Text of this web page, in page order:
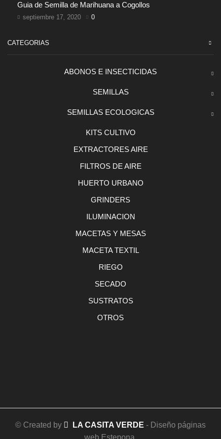
Guia de Semilla de Marihuana a Cogollos
septiembre 17, 2020 0
CATEGORIAS
ABONOS E INSECTICIDAS
SEMILLAS
SEMILLAS ECOLOGICAS
KITS CULTIVO
EXTRACTORES AIRE
FILTROS DE AIRE
HUERTO URBANO
GRINDERS
ILUMINACION
MACETAS Y MESAS
MACETA TEXTIL
RIEGO
SECADO
SUSTRATOS
OTROS
© Created by LA CASITA VERDE - Diseño páginas